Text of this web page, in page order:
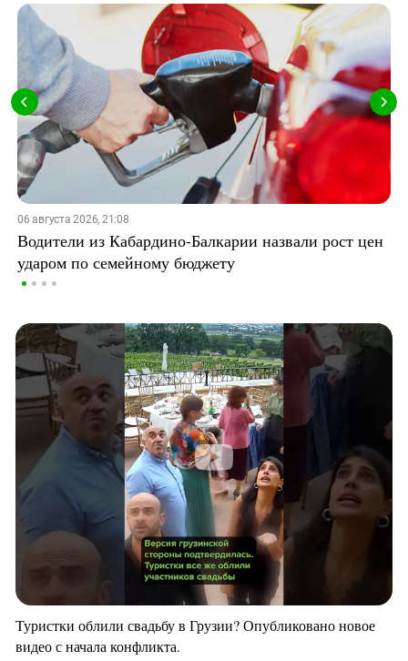
06 августа 2026, 21:08
Водители из Кабардино-Балкарии назвали рост цен
ударом по семейному бюджету
Туристки облили свадьбу в Грузии? Опубликовано новое
видео с начала конфликта.